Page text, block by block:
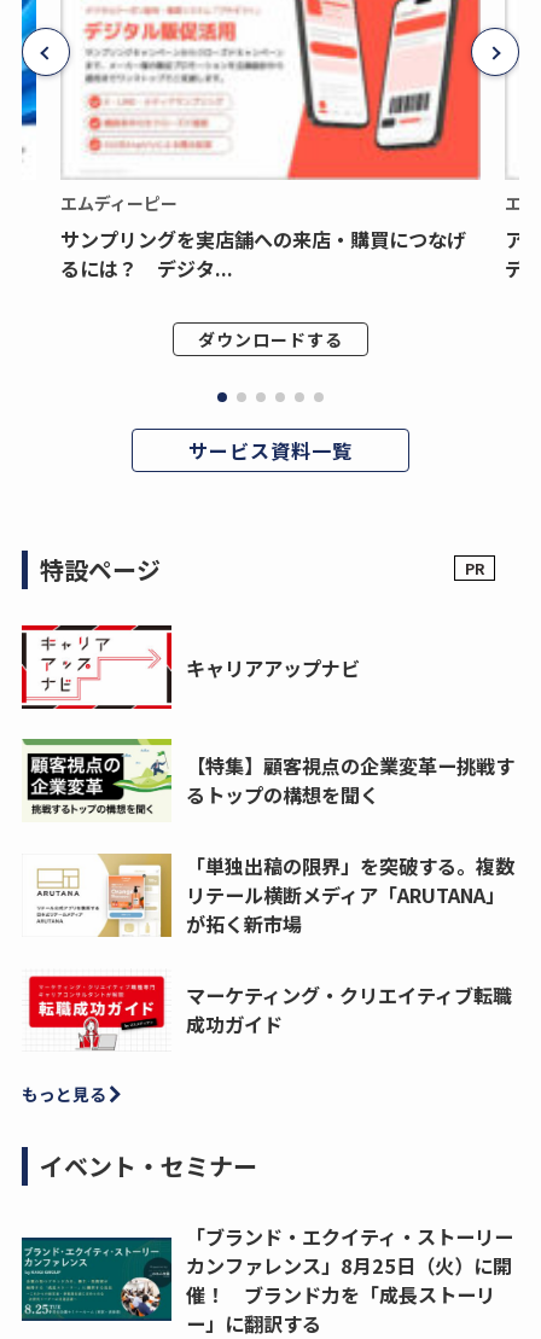
エムディーピー
サンプリングを実店舗への来店・購買につなげ
るには？ デジタ...
ダウンロードする
エ
ア
デ
サービス資料一覧
特設ページ
キャリアアップナビ
【特集】顧客視点の企業変革ー挑戦す
るトップの構想を聞く
「単独出稿の限界」を突破する。複数
リテール横断メディア「ARUTANA」
が拓く新市場
マーケティング・クリエイティブ転職
成功ガイド
もっと見る
イベント・セミナー
「ブランド・エクイティ・ストーリー
カンファレンス」8月25日（火）に開
催！ ブランド力を「成長ストーリ
ー」に翻訳する